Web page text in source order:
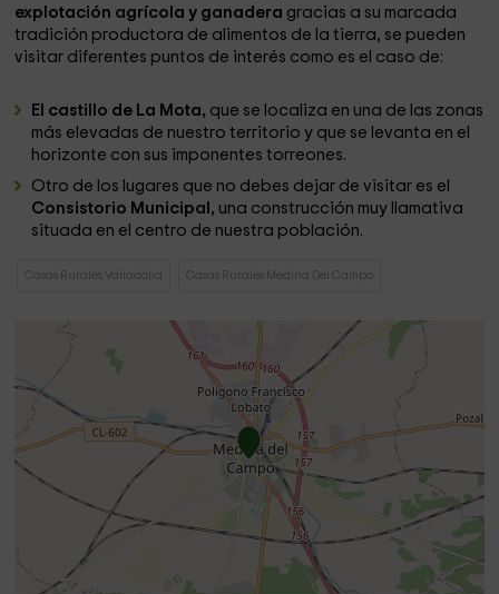
explotación agrícola y ganadera gracias a su marcada
tradición productora de alimentos de la tierra, se pueden
visitar diferentes puntos de interés como es el caso de:
El castillo de La Mota, que se localiza en una de las zonas
más elevadas de nuestro territorio y que se levanta en el
horizonte con sus imponentes torreones.
Otro de los lugares que no debes dejar de visitar es el
Consistorio Municipal, una construcción muy llamativa
situada en el centro de nuestra población.
Casas Rurales Valladolid Casas Rurales Medina Del Campo